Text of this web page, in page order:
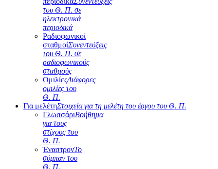
του Θ. Π. σε
ηλεκτρονικά
περιοδικά
Ραδιοφωνικοί
σταθμοίΣυνεντεύξεις
του Θ. Π. σε
ραδιοφωνικούς
σταθμούς
ΟμιλίεςΔιάφορες
ομιλίες του
Θ. Π.
Για μελέτηΣτοιχεία για τη μελέτη του έργου του Θ. Π.
ΓλωσσάριΒοήθημα
για τους
στίχους του
Θ. Π.
ΈναστρονΤο
σύμπαν του
Θ. Π.